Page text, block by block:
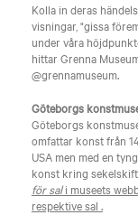
Kolla in deras
visningar, "gissa
under våra
hittar Grenna
@grennamuseum.
Göteborgs
Göteborgs
omfattar konst från
USA men med en
konst kring
för sali museets
respektive sal .